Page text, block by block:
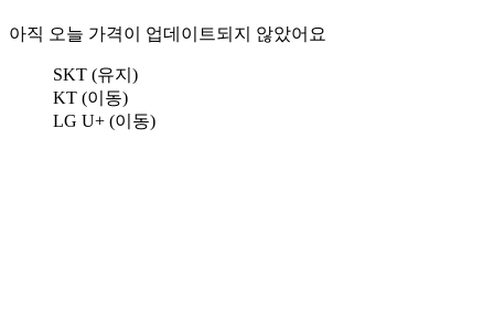
아직 오늘 가격이 업데이트되지 않았어요
SKT (유지)
KT (이동)
LG U+ (이동)